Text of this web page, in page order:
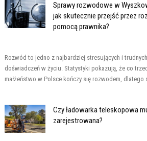
Sprawy rozwodowe w
jak skutecznie przejść przez
pomocą prawnika?
Rozwód to jedno z najbardziej stresujących i trudnych
doświadczeń w życiu. Statystyki pokazują, że co
małżeństwo w Polsce kończy się rozwodem, dlatego
Czy ładowarka teleskopowa
zarejestrowana?